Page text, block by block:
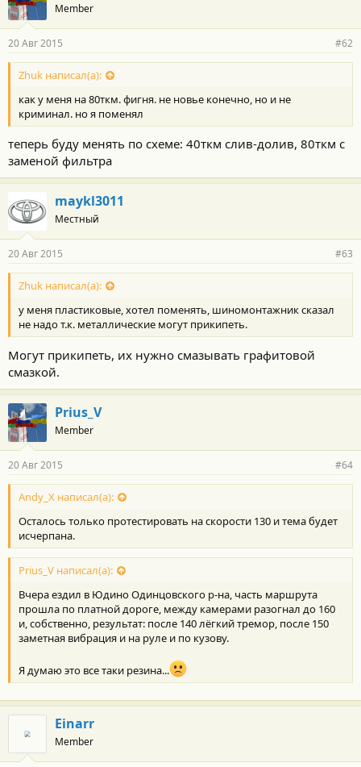
Member
20 Авг 2015 #62
Zhuk написал(а):
как у меня на 80ткм. фигня. не новье конечно, но и не
криминал. но я поменял
теперь буду менять по схеме: 40ткм слив-долив, 80ткм с
заменой фильтра
maykl3011
Местный
20 Авг 2015 #63
Zhuk написал(а):
у меня пластиковые, хотел поменять, шиномонтажник сказал
не надо т.к. металлические могут прикипеть.
Могут прикипеть, их нужно смазывать графитовой
смазкой.
Prius_V
Member
20 Авг 2015 #64
Andy_X написал(а):
Осталось только протестировать на скорости 130 и тема будет
исчерпана.
Prius_V написал(а):
Вчера ездил в Юдино Одинцовского р-на, часть маршрута
прошла по платной дороге, между камерами разогнал до 160
и, собственно, результат: после 140 лёгкий тремор, после 150
заметная вибрация и на руле и по кузову.
Я думаю это все таки резина...
Einarr
Member